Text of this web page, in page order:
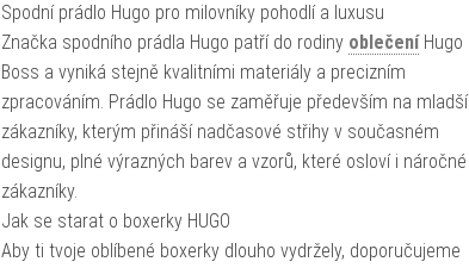
Spodní prádlo Hugo pro milovníky pohodlí a luxusu
Značka spodního prádla Hugo patří do rodiny oblečeníHugo
Boss a vyniká stejně kvalitními materiály a precizním
zpracováním. Prádlo Hugo se zaměřuje především na mladší
zákazníky, kterým přináší nadčasové střihy v současném
designu, plné výrazných barev a vzorů, které osloví i náročné
zákazníky.
Jak se starat o boxerky HUGO
Aby ti tvoje oblíbené boxerky dlouho vydržely, doporučujeme